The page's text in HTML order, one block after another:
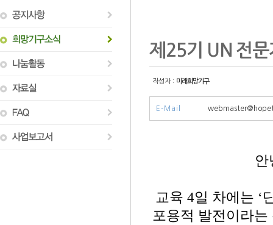
제25기 UN 전
작성자 : 미래희망기구
E-Mail
안
교육 4일 차에는 ‘
포용적 발전이라